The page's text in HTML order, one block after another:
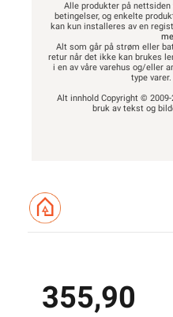
Alle produkter på
betingelser, og enkelte
kan kun installeres av en
Alt som går på strøm eller
retur når det ikke kan brukes
i en av våre varehus og/eller
type varer.
Alt innhold Copyright ©
bruk av tekst og
355,90